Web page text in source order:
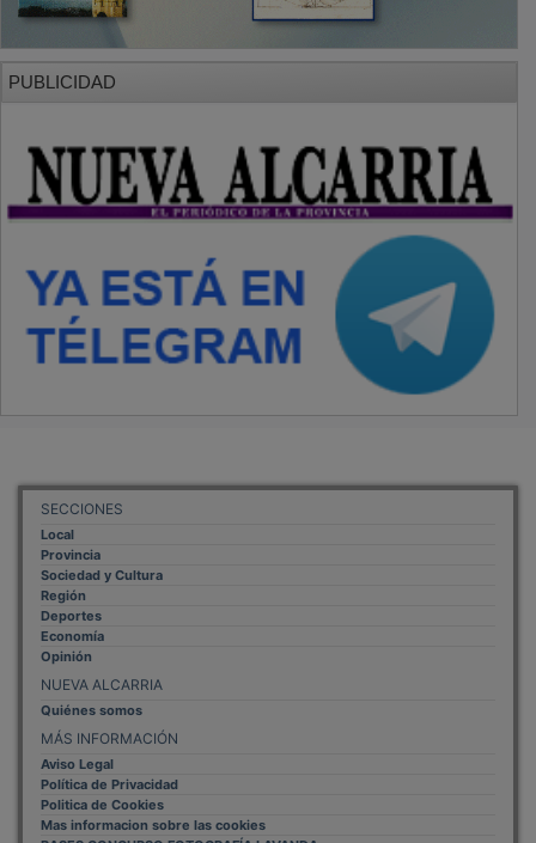
SECCIONES
Local
Provincia
Sociedad y Cultura
Región
Deportes
Economía
Opinión
NUEVA ALCARRIA
Quiénes somos
MÁS INFORMACIÓN
Aviso Legal
Política de Privacidad
Politica de Cookies
Mas informacion sobre las cookies
BASES CONCURSO FOTOGRAFÍA LAVANDA